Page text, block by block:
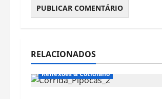
RELACIONADOS
Reflexões & Cotidiano